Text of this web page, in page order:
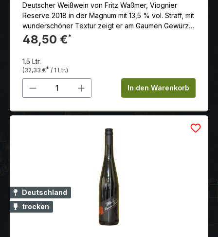
Deutscher Weißwein von Fritz Waßmer, Viognier
Reserve 2018 in der Magnum mit 13,5 % vol. Straff, mit
wunderschöner Textur zeigt er am Gaumen Gewürze,
etwas Butter und einem Hauch von Zitrone. Der
Abgang ist lange und verführerisch. Macht definitiv
48,50 €*
1.5 Ltr.
(32,33 €* / 1 Ltr.)
Produkt Anzahl: Gib denIn den Warenkorb
Deutschland
trocken